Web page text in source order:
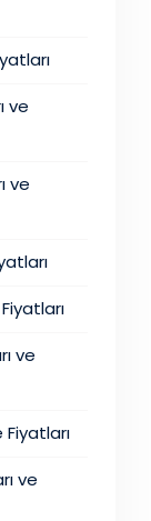
ve
ve
ve
Fiyatları
ve